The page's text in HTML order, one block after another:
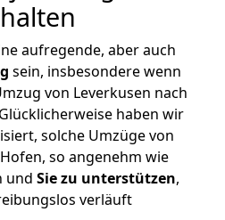
aufregende, aber auch
sein, insbesondere wenn
von Leverkusen nach
haben wir
solche Umzüge von
so angenehm wie
und Sie zu unterstützen,
verläuft